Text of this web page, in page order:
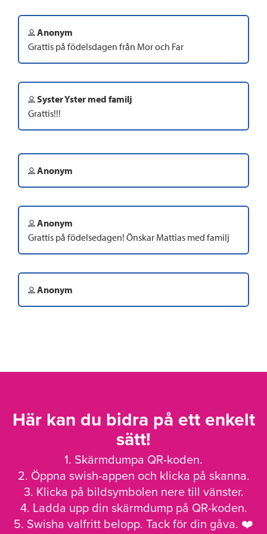
Anonym
Grattis på födelsdagen från Mor och Far
Syster Yster med familj
Grattis!!!
Anonym
Anonym
Grattis på födelsedagen! Önskar Mattias med familj
Anonym
Här kan du bidra på ett enkelt
sätt!
1. Skärmdumpa QR-koden.
2. Öppna swish-appen och klicka på skanna.
3. Klicka på bildsymbolen nere till vänster.
4. Ladda upp din skärmdump på QR-koden.
5. Swisha valfritt belopp. Tack för din gåva. ❤️